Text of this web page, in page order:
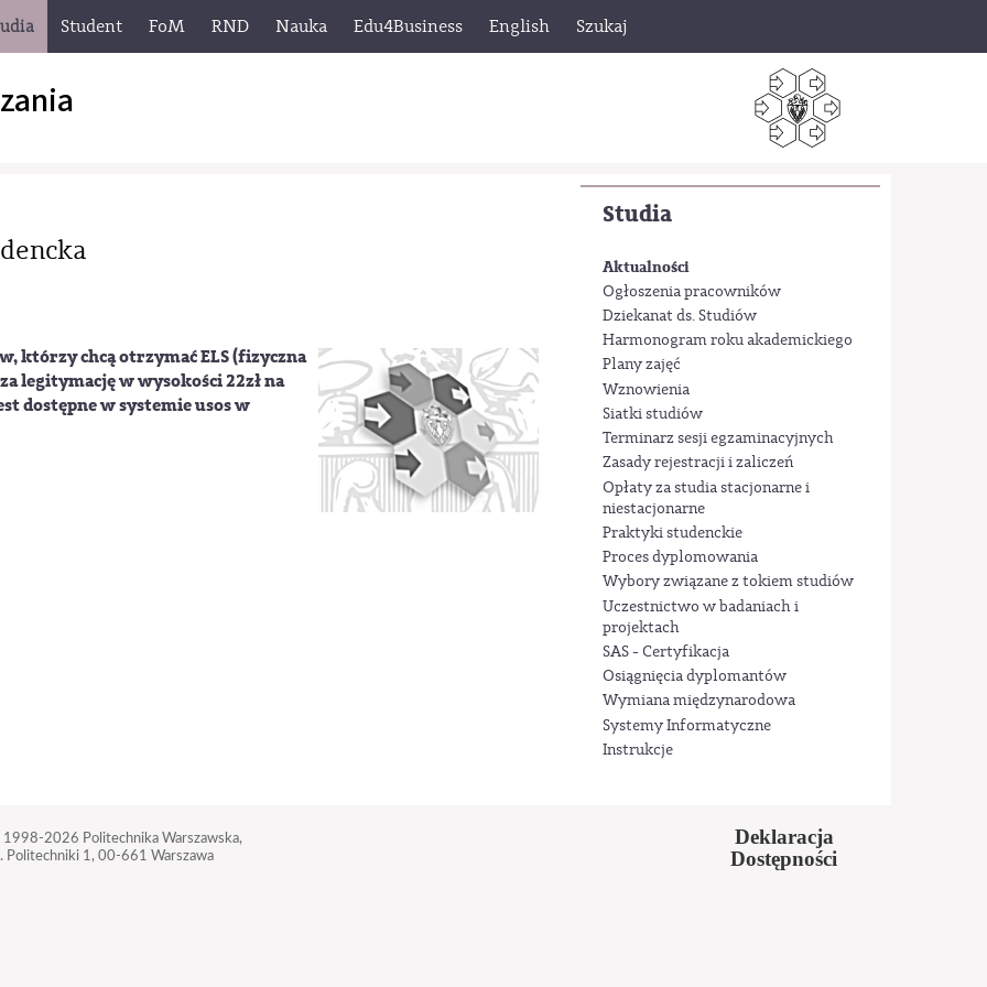
Student FoM RND Nauka Edu4Business English Szukaj
Studia
Aktualności
Ogłoszenia pracowników
Dziekanat ds. Studiów
Harmonogram roku akademickiego
Plany zajęć
Wznowienia
Siatki studiów
Terminarz sesji egzaminacyjnych
Zasady rejestracji i zaliczeń
Opłaty za studia stacjonarne i
niestacjonarne
Praktyki studenckie
Proces dyplomowania
Wybory związane z tokiem studiów
Uczestnictwo w badaniach i
projektach
SAS - Certyfikacja
Osiągnięcia dyplomantów
Wymiana międzynarodowa
Systemy Informatyczne
Instrukcje
którzy chcą otrzymać ELS (fizyczna
legitymację w wysokości 22zł na
dostępne w systemie usos w
2026 Politechnika Warszawska,
Politechniki 1, 00-661 Warszawa
Deklaracja
Dostępności